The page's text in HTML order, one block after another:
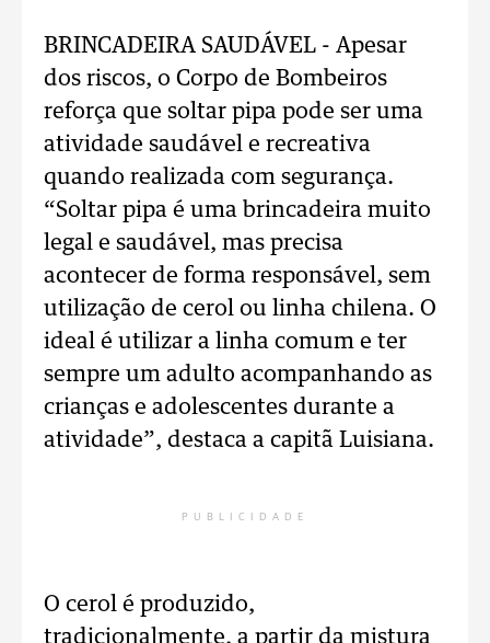
BRINCADEIRA SAUDÁVEL - Apesar
dos riscos, o Corpo de Bombeiros
reforça que soltar pipa pode ser uma
atividade saudável e recreativa
quando realizada com segurança.
“Soltar pipa é uma brincadeira muito
legal e saudável, mas precisa
acontecer de forma responsável, sem
utilização de cerol ou linha chilena. O
ideal é utilizar a linha comum e ter
sempre um adulto acompanhando as
crianças e adolescentes durante a
atividade”, destaca a capitã Luisiana.
PUBLICIDADE
O cerol é produzido,
tradicionalmente, a partir da mistura